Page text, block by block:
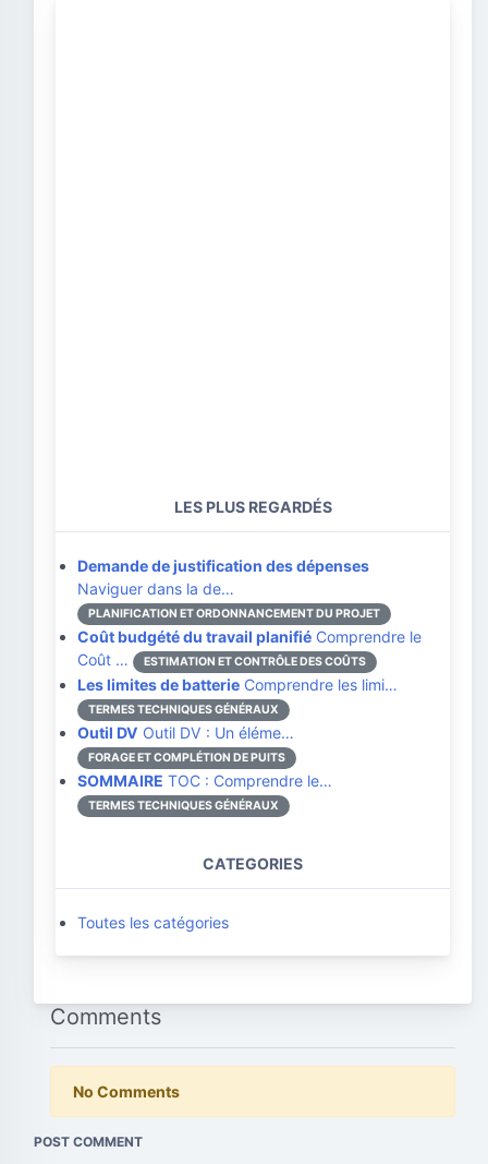
LES PLUS REGARDÉS
Demande de justification des dépenses
Naviguer dans la de…
PLANIFICATION ET ORDONNANCEMENT DU PROJET
Coût budgété du travail planifié Comprendre le
Coût …
ESTIMATION ET CONTRÔLE DES COÛTS
Les limites de batterie Comprendre les limi…
TERMES TECHNIQUES GÉNÉRAUX
Outil DV Outil DV : Un éléme…
FORAGE ET COMPLÉTION DE PUITS
SOMMAIRE TOC : Comprendre le…
TERMES TECHNIQUES GÉNÉRAUX
CATEGORIES
Toutes les catégories
Comments
No Comments
POST COMMENT